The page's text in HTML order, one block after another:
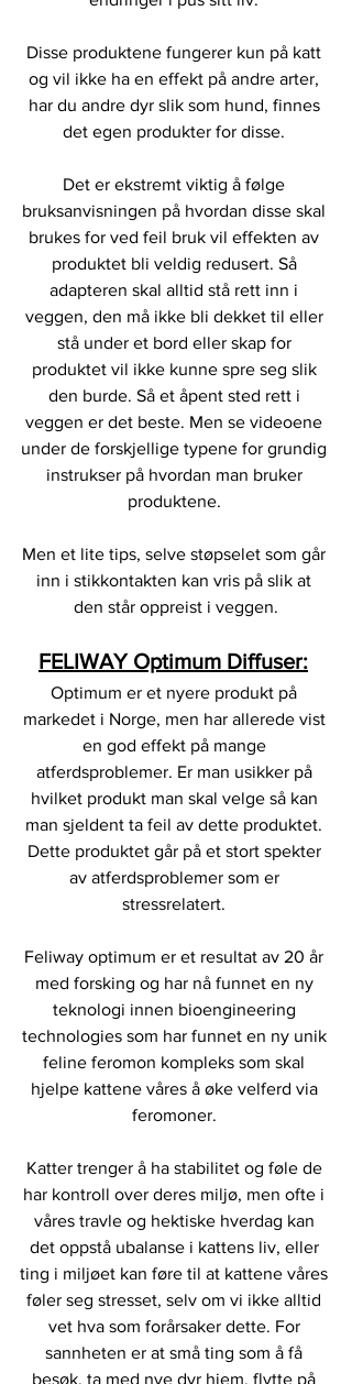
Disse produktene fungerer kun på katt
og vil ikke ha en effekt på andre arter,
har du andre dyr slik som hund, finnes
det egen produkter for disse.
Det er ekstremt viktig å følge
bruksanvisningen på hvordan disse skal
brukes for ved feil bruk vil effekten av
produktet bli veldig redusert. Så
adapteren skal alltid stå rett inn i
veggen, den må ikke bli dekket til eller
stå under et bord eller skap for
produktet vil ikke kunne spre seg slik
den burde. Så et åpent sted rett i
veggen er det beste. Men se videoene
under de forskjellige typene for grundig
instrukser på hvordan man bruker
produktene.
Men et lite tips, selve støpselet som går
inn i stikkontakten kan vris på slik at
den står oppreist i veggen.
FELIWAY Optimum Diffuser:
Optimum er et nyere produkt på
markedet i Norge, men har allerede vist
en god effekt på mange
atferdsproblemer. Er man usikker på
hvilket produkt man skal velge så kan
man sjeldent ta feil av dette produktet.
Dette produktet går på et stort spekter
av atferdsproblemer som er
stressrelatert.
Feliway optimum er et resultat av 20 år
med forsking og har nå funnet en ny
teknologi innen bioengineering
technologies som har funnet en ny unik
feline feromon kompleks som skal
hjelpe kattene våres å øke velferd via
feromoner.
Katter trenger å ha stabilitet og føle de
har kontroll over deres miljø, men ofte i
våres travle og hektiske hverdag kan
det oppstå ubalanse i kattens liv, eller
ting i miljøet kan føre til at kattene våres
føler seg stresset, selv om vi ikke alltid
vet hva som forårsaker dette. For
sannheten er at små ting som å få
besøk, ta med nye dyr hjem, flytte på